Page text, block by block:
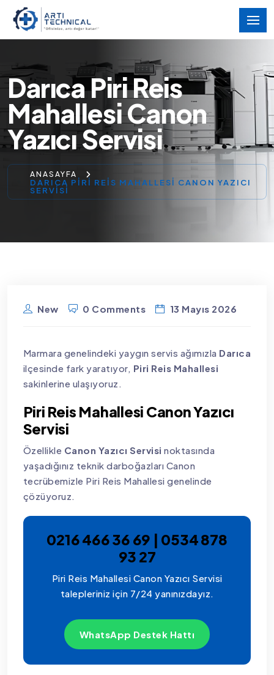
Darıca Piri Reis
Mahallesi Canon
Yazıcı Servisi
ANASAYFA
DARICA PIRI REIS MAHALLESI CANON YAZICI
SERVISI
New 0 Comments 13 Mayıs 2026
Marmara genelindeki yaygın servis ağımızla Darıca
ilçesinde fark yaratıyor, Piri Reis Mahallesi
sakinlerine ulaşıyoruz.
Piri Reis Mahallesi Canon Yazıcı
Servisi
Özellikle Canon Yazıcı Servisi noktasında
yaşadığınız teknik darboğazları Canon
tecrübemizle Piri Reis Mahallesi genelinde
çözüyoruz.
0216 466 36 69 | 0534 878
93 27
Piri Reis Mahallesi Canon Yazıcı Servisi
talepleriniz için 7/24 yanınızdayız.
WhatsApp Destek Hattı